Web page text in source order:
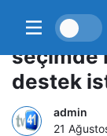
Eski
seçimde
destek
admin
21